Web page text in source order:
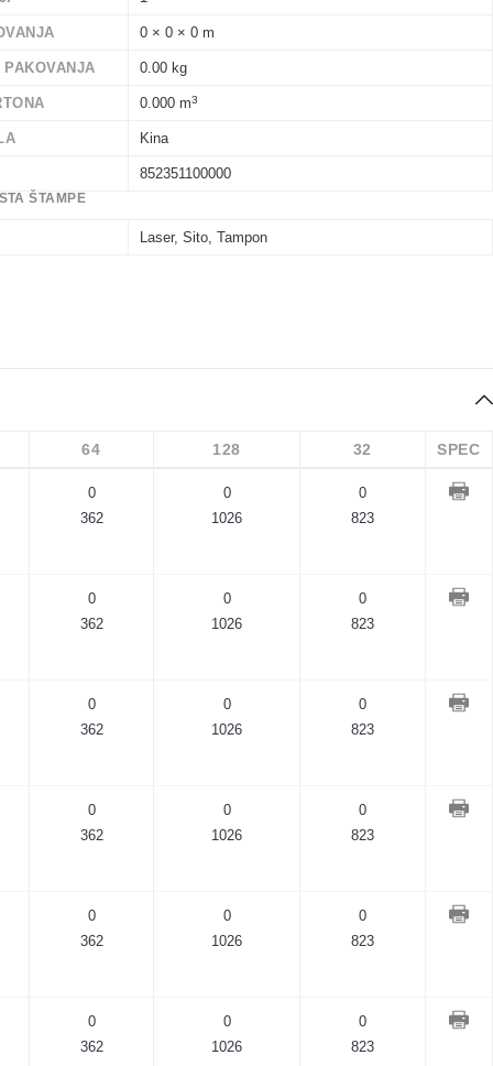
0 × 0 × 0 m
0.00 kg
0.000 m3
Kina
852351100000
ŠTAMPE
Laser, Sito, Tampon
64 128 32 SPEC
0
362
0
1026
0
823
0
362
0
1026
0
823
0
362
0
1026
0
823
0
362
0
1026
0
823
0
362
0
1026
0
823
0
362
0
1026
0
823